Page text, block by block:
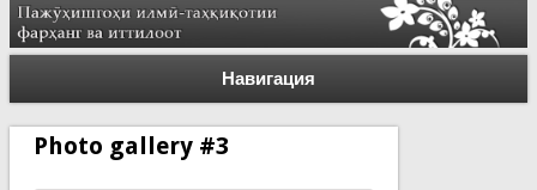
Навигация
Photo gallery #3